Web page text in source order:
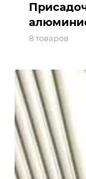
8 товаров